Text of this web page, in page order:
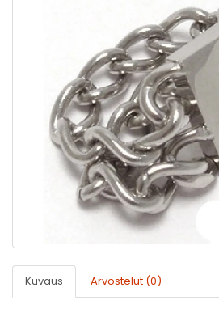
Kuvaus Arvostelut (0)